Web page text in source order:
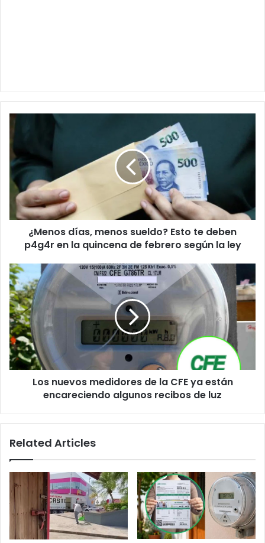
¿Menos
sueldo?
Esto
te
deben
p4g4r
en
quincena
febrero
según
la
ley
¿Menos días, menos sueldo? Esto te deben
p4g4r en la quincena de febrero según la ley
Los
nuevos
medidores
de
la
CFE
ya
están
encareciendo
algunosLos nuevos medidores de la CFE ya están
encareciendo algunos recibos de luz
Related Articles